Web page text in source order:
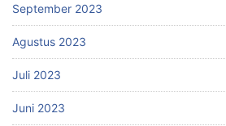
September 2023
Agustus 2023
Juli 2023
Juni 2023